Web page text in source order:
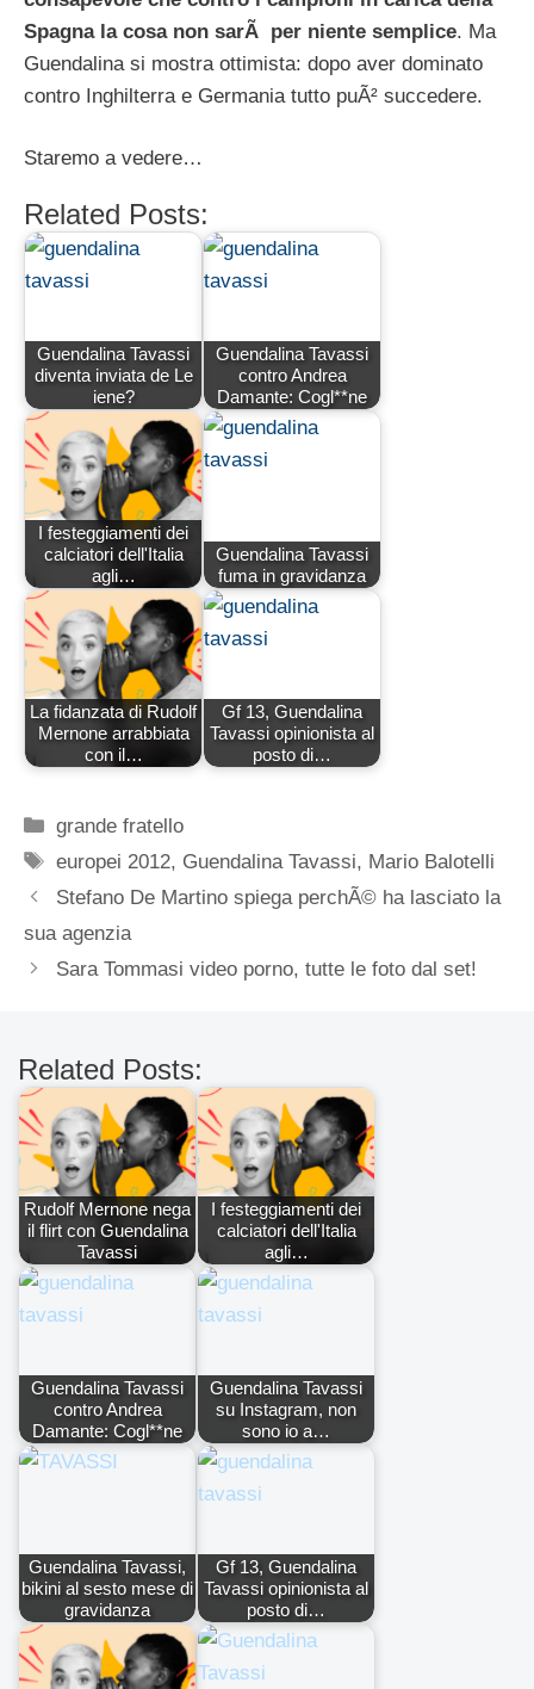
Spagna la cosa non sarÃ per niente semplice. Ma
Guendalina si mostra ottimista: dopo aver dominato
contro Inghilterra e Germania tutto puÃ² succedere.
Staremo a vedere…
Related Posts:
Guendalina Tavassi
diventa inviata de Le
iene?
Guendalina Tavassi
contro Andrea
Damante: Cogl**ne
I festeggiamenti dei
calciatori dell'Italia
agli…
Guendalina Tavassi
fuma in gravidanza
La fidanzata di Rudolf
Mernone arrabbiata
con il…
Gf 13, Guendalina
Tavassi opinionista al
posto di…
Categorie
grande fratello
Tag
europei 2012, Guendalina Tavassi, Mario Balotelli
Stefano De Martino spiega perchÃ© ha lasciato la
sua agenzia
Sara Tommasi video porno, tutte le foto dal set!
Related Posts:
Rudolf Mernone nega
il flirt con Guendalina
Tavassi
I festeggiamenti dei
calciatori dell'Italia
agli…
Guendalina Tavassi
contro Andrea
Damante: Cogl**ne
Guendalina Tavassi
su Instagram, non
sono io a…
Guendalina Tavassi,
bikini al sesto mese di
gravidanza
Gf 13, Guendalina
Tavassi opinionista al
posto di…